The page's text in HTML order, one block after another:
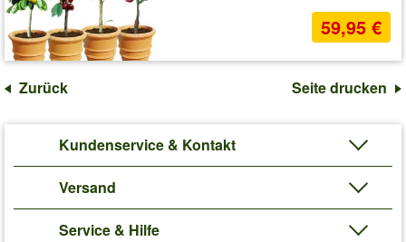
59,95 €
Zurück Seite drucken
Kundenservice & Kontakt
Versand
Service & Hilfe